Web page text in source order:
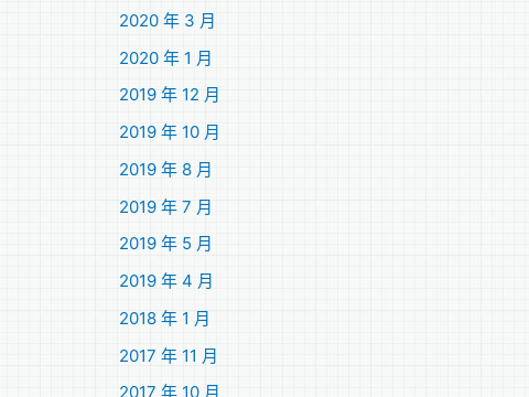
2020 年 3 月
2020 年 1 月
2019 年 12 月
2019 年 10 月
2019 年 8 月
2019 年 7 月
2019 年 5 月
2019 年 4 月
2018 年 1 月
2017 年 11 月
2017 年 10 月